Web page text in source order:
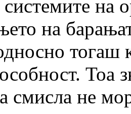
на
на
тогаш
Тоа
смисла не